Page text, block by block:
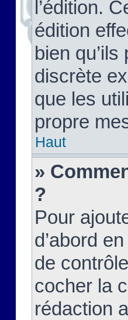
l’édition.
édition
bien
discrète
que les
propre
Haut
»
?
Pour
d’abord
de
cocher la
rédaction